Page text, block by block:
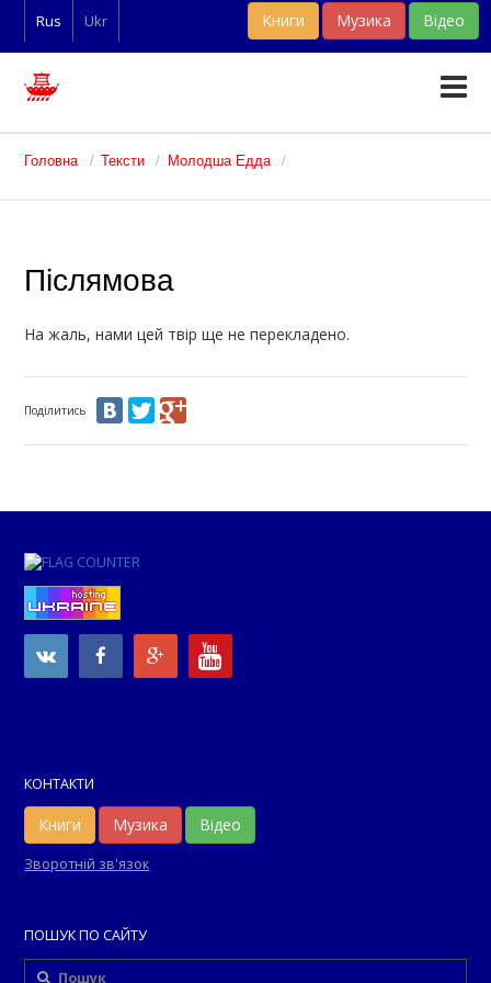
Rus Ukr Книги Музика Відео
Тексти
Фан-арт
Головна Тексти Молодша Едда
Післямова
На жаль, нами цей твір ще не перекладено.
Поділитись
КОНТАКТИ
Книги Музика Відео
Зворотній зв'язок
ПОШУК ПО САЙТУ